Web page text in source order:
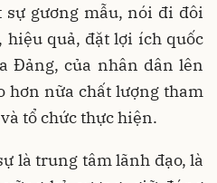
gương mẫu, nói đi đôi
quả, đặt lợi ích quốc
Đảng, của nhân dân lên
hơn nữa chất lượng tham
tổ chức thực hiện.
là trung tâm lãnh đạo, là